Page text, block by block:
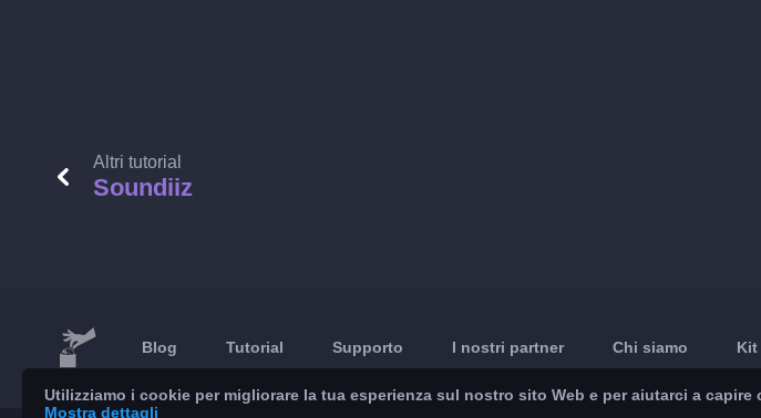
Altri tutorial
Soundiiz
Blog Tutorial Supporto I nostri partner Chi siamo Kit
Utilizziamo i cookie per migliorare la tua esperienza sul nostro sito Web e per aiutarci a
Mostra dettagli